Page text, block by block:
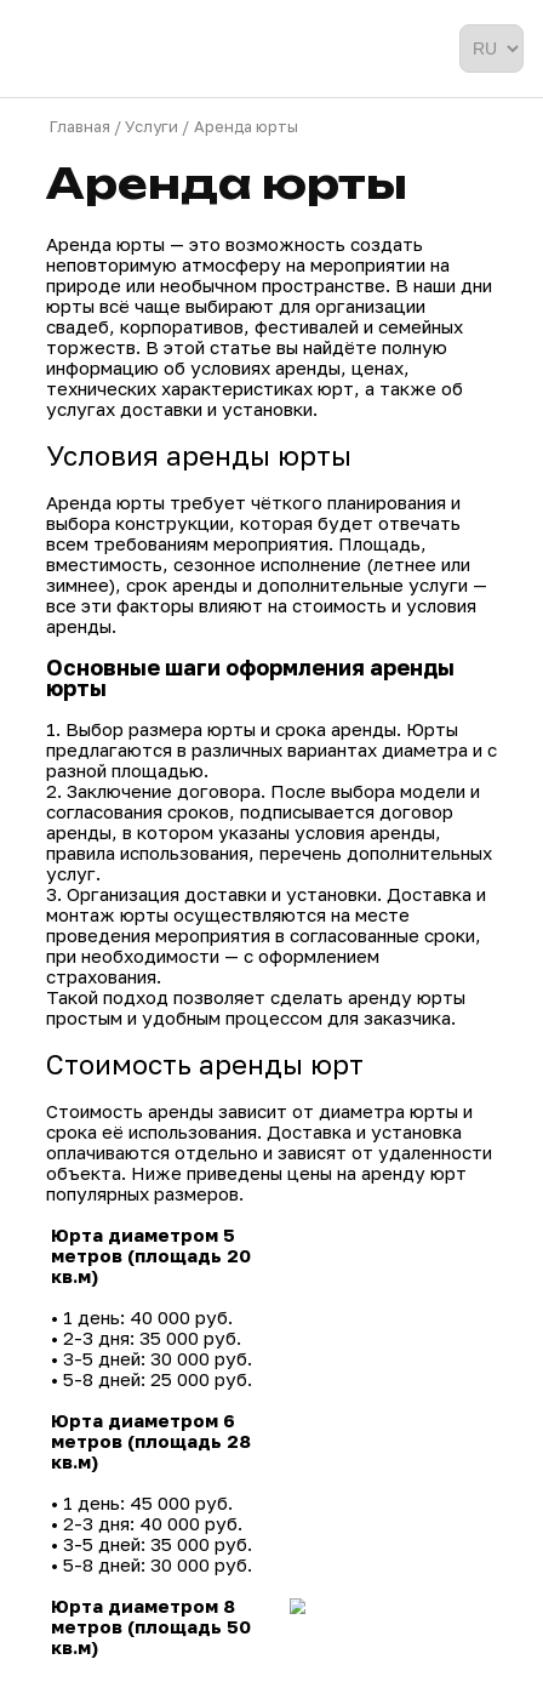
Аренда юрты
Аренда юрты — это возможность создать
неповторимую атмосферу на мероприятии
природе или необычном пространстве. В
юрты всё чаще выбирают для организации
свадеб, корпоративов, фестивалей и
информацию об условиях аренды, ценах,
услугах доставки и установки.
Условия аренды юрты
Аренда юрты требует чёткого
выбора конструкции, которая будет
всем требованиям мероприятия. Площадь,
вместимость, сезонное исполнение
зимнее), срок аренды и дополнительные
все эти факторы влияют на стоимость и
аренды.
Основные шаги оформления
юрты
1. Выбор размера юрты и срока аренды.
предлагаются в различных вариантах
разной площадью.
2. Заключение договора. После выбора
согласования сроков, подписывается
правила использования, перечень
3. Организация доставки и установки.
монтаж юрты осуществляются на месте
проведения мероприятия в согласованные
при необходимости — с оформлением
Такой подход позволяет сделать аренду
простым и удобным процессом для
Стоимость аренды юрт
Стоимость аренды зависит от диаметра
срока её использования. Доставка и
оплачиваются отдельно и зависят от
объекта. Ниже приведены цены на аренду
популярных размеров.
Юрта диаметром 5
метров (площадь 20
кв.м)
• 1 день: 40 000 руб.